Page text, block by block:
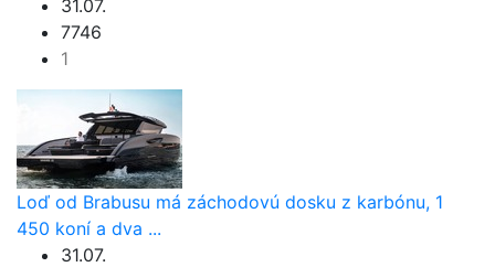
31.07.
7746
1
Loď od Brabusu má záchodovú dosku z karbónu, 1
450 koní a dva ...
31.07.